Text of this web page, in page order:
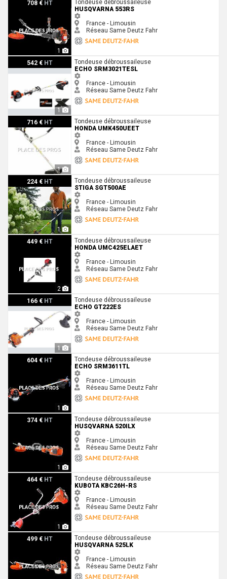
708 € HT
1
Tondeuse débroussaileuse
HUSQVARNA 553RS
France - Limousin
Réseau Same Deutz Fahr
542 € HT
1
Echo SRM3021TESL
Tondeuse débroussaileuse
ECHO SRM3021TESL
France - Limousin
Réseau Same Deutz Fahr
716 € HT
1
Honda UMK450UEET
Tondeuse débroussaileuse
HONDA UMK450UEET
France - Limousin
Réseau Same Deutz Fahr
224 € HT
1
Stiga SGT500AE
Tondeuse débroussaileuse
STIGA SGT500AE
France - Limousin
Réseau Same Deutz Fahr
449 € HT
2
Honda UMC425ELAET
Tondeuse débroussaileuse
HONDA UMC425ELAET
France - Limousin
Réseau Same Deutz Fahr
166 € HT
1
Echo GT222ES
Tondeuse débroussaileuse
ECHO GT222ES
France - Limousin
Réseau Same Deutz Fahr
604 € HT
1
Echo SRM3611TL
Tondeuse débroussaileuse
ECHO SRM3611TL
France - Limousin
Réseau Same Deutz Fahr
374 € HT
1
Husqvarna 520iLX
Tondeuse débroussaileuse
HUSQVARNA 520ILX
France - Limousin
Réseau Same Deutz Fahr
464 € HT
1
Kubota KBC26H-RS
Tondeuse débroussaileuse
KUBOTA KBC26H-RS
France - Limousin
Réseau Same Deutz Fahr
499 € HT
Husqvarna 525LK
Tondeuse débroussaileuse
HUSQVARNA 525LK
France - Limousin
Réseau Same Deutz Fahr